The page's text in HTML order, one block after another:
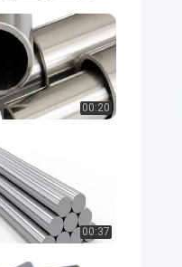
00:20
00:37